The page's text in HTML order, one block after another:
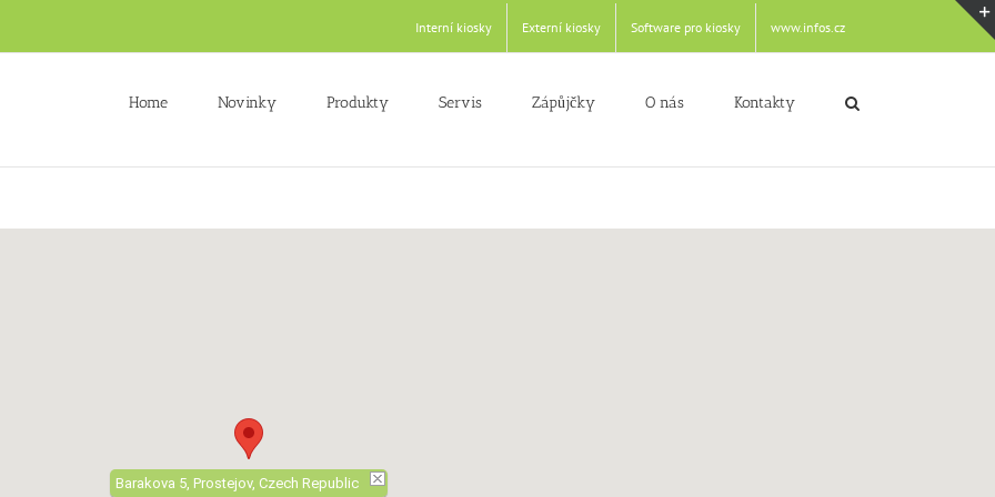
Interní kiosky Externí kiosky Software pro kiosky www.infos.cz
Home Novinky Produkty Servis Zápůjčky O nás Kontakty
Barakova 5, Prostejov, Czech Republic